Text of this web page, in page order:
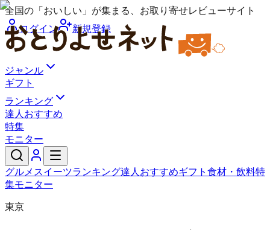
全国の「おいしい」が集まる、お取り寄せレビューサイト
ログイン
新規登録
ジャンル
ギフト
ランキング
達人おすすめ
特集
モニター
グルメ スイーツランキング達人おすすめギフト 食材・飲料特
集モニター
東京